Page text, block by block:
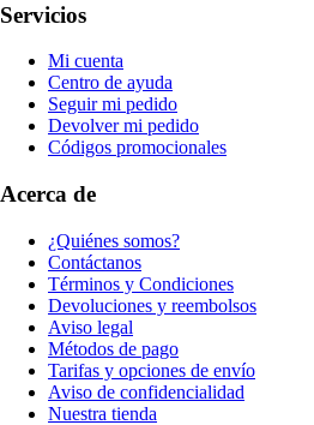
Servicios
Mi cuenta
Centro de ayuda
Seguir mi pedido
Devolver mi pedido
Códigos promocionales
Acerca de
¿Quiénes somos?
Contáctanos
Términos y Condiciones
Devoluciones y reembolsos
Aviso legal
Métodos de pago
Tarifas y opciones de envío
Aviso de confidencialidad
Nuestra tienda